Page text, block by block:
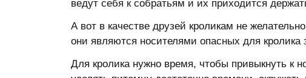
ведут себя к собратьям и их приходится
А вот в качестве друзей кроликам не
они являются носителями опасных для кролика
Для кролика нужно время, чтобы привыкнуть к